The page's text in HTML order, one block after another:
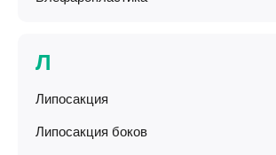
Л
Липосакция
Липосакция боков